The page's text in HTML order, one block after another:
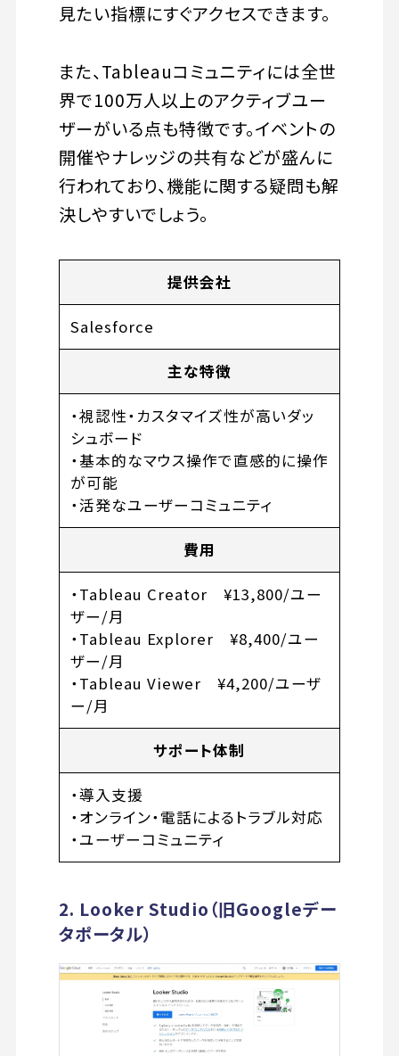
見たい指標にすぐアクセスできます。
また、Tableauコミュニティには全世
界で100万人以上のアクティブユー
ザーがいる点も特徴です。イベントの
開催やナレッジの共有などが盛んに
行われており、機能に関する疑問も解
決しやすいでしょう。
提供会社
Salesforce
主な特徴
・視認性・カスタマイズ性が高いダッ
シュボード
・基本的なマウス操作で直感的に操作
が可能
・活発なユーザーコミュニティ
費用
・Tableau Creator ¥13,800/ユー
ザー/月
・Tableau Explorer ¥8,400/ユー
ザー/月
・Tableau Viewer ¥4,200/ユーザ
ー/月
サポート体制
・導入支援
・オンライン・電話によるトラブル対応
・ユーザーコミュニティ
2. Looker Studio（旧Googleデー
タポータル）